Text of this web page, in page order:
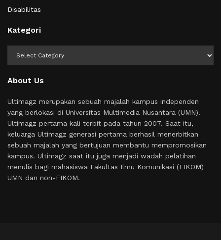
Disabilitas
Kategori
About Us
Ultimagz merupakan sebuah majalah kampus independen
yang berlokasi di Universitas Multimedia Nusantara (UMN).
Ultimagz pertama kali terbit pada tahun 2007. Saat itu,
keluarga Ultimagz generasi pertama berhasil menerbitkan
sebuah majalah yang bertujuan membantu mempromosikan
kampus. Ultimagz saat itu juga menjadi wadah pelatihan
menulis bagi mahasiswa Fakultas Ilmu Komunikasi (FIKOM)
UMN dan non-FIKOM.